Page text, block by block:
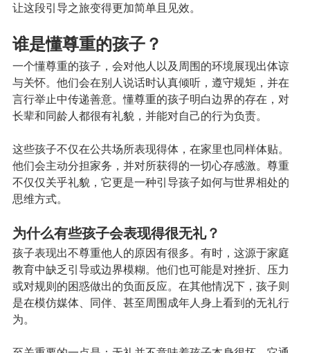
让这段引导之旅变得更加简单且见效。
谁是懂尊重的孩子？
一个懂尊重的孩子，会对他人以及周围的环境展现出体谅
与关怀。他们会在别人说话时认真倾听，遵守规矩，并在
言行举止中传递善意。懂尊重的孩子明白边界的存在，对
长辈和同龄人都很有礼貌，并能对自己的行为负责。
这些孩子不仅在公共场所表现得体，在家里也同样体贴。
他们会主动分担家务，并对所获得的一切心存感激。尊重
不仅仅关乎礼貌，它更是一种引导孩子如何与世界相处的
思维方式。
为什么有些孩子会表现得很无礼？
孩子表现出不尊重他人的原因有很多。有时，这源于家庭
教育中缺乏引导或边界模糊。他们也可能是对挫折、压力
或对规则的困惑做出的负面反应。在其他情况下，孩子则
是在模仿媒体、同伴、甚至周围成年人身上看到的无礼行
为。